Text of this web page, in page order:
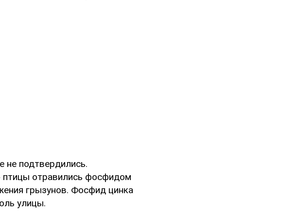
не подтвердились.
птицы отравились фосфидом
грызунов. Фосфид цинка
улицы.